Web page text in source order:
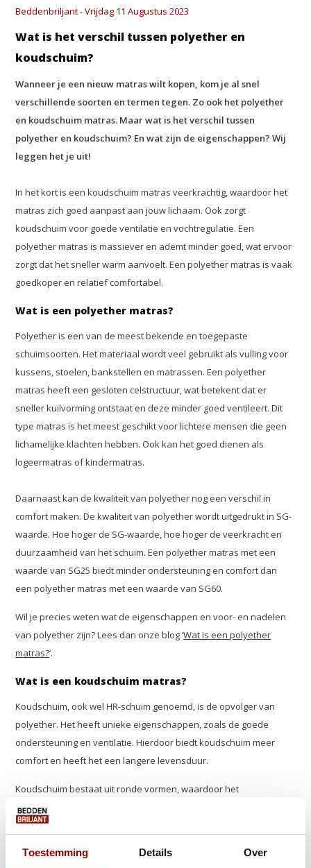
Toestemming Details Over
Beddenbriljant - Vrijdag 11 Augustus 2023
Wat is het verschil tussen polyether en
koudschuim?
Wanneer je een nieuw matras wilt kopen, kom je al snel
verschillende soorten en termen tegen. Zo ook het polyether
en koudschuim matras. Maar wat is het verschil tussen
polyether en koudschuim? En wat zijn de eigenschappen? Wij
leggen het je uit!
In het kort is een koudschuim matras veerkrachtig, waardoor het
matras zich goed aanpast aan jouw lichaam. Ook zorgt
koudschuim voor goede ventilatie en vochtregulatie. Een
polyether matras is massiever en ademt minder goed, wat ervoor
zorgt dat het sneller warm aanvoelt. Een polyether matras is vaak
goedkoper en relatief comfortabel.
Wat is een polyether matras?
Polyether is een van de meest bekende en toegepaste
schuimsoorten. Het materiaal wordt veel gebruikt als vulling voor
kussens, stoelen, bankstellen en matrassen. Een polyether
matras heeft een gesloten celstructuur, wat betekent dat er
sneller kuilvorming ontstaat en deze minder goed ventileert. Dit
type matras is het meest geschikt voor lichtere mensen die geen
lichamelijke klachten hebben. Ook kan het goed dienen als
logeermatras of kindermatras.
Daarnaast kan de kwaliteit van polyether nog een verschil in
comfort maken. De kwaliteit van polyether wordt uitgedrukt in SG-
waarde. Hoe hoger de SG-waarde, hoe hoger de veerkracht en
duurzaamheid van het schuim. Een polyether matras met een
waarde van SG25 biedt minder ondersteuning en comfort dan
een polyether matras met een waarde van SG60.
Wil je precies weten wat de eigenschappen en voor- en nadelen
van polyether zijn? Lees dan onze blog ‘Wat is een polyether
matras?’.
Wat is een koudschuim matras?
Koudschuim, ook wel HR-schuim genoemd, is de opvolger van
polyether. Het heeft unieke eigenschappen, zoals de goede
ondersteuning en ventilatie. Hierdoor biedt koudschuim meer
comfort en heeft het een langere levensduur.
Koudschuim bestaat uit ronde vormen, waardoor het
veerkrachtiger is en minder snel doorzakt. De veerkracht van
koudschuim wordt ook wel uitgedrukt in HR-waarde. Deze waarde
beter de kwaliteit en veerkracht van het matras.